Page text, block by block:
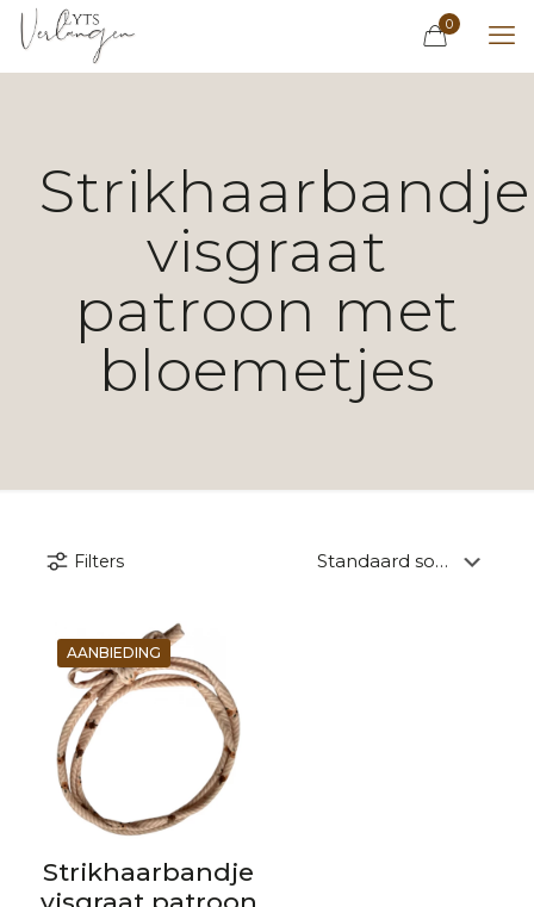
0
Strikhaarbandje
visgraat
patroon met
bloemetjes
Filters
AANBIEDING
Strikhaarbandje